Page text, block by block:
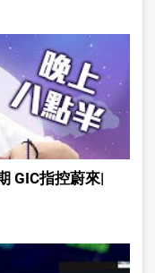
GIC指控蔚來|